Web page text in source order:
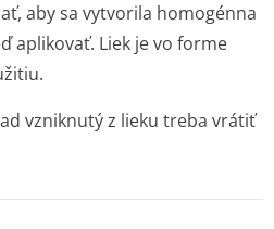
aby sa vytvorila homogénna
aplikovať. Liek je vo forme
vzniknutý z lieku treba vrátiť